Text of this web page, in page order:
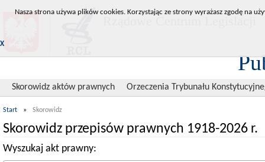
Skorowidz aktów prawnych Orzeczenia Trybunału
Start » Skorowidz
Skorowidz przepisów prawnych 1918-2026 r.
Wyszukaj akt prawny:
Nasza strona używa plików cookies. Korzystając ze strony wyrażasz zgodę na
X